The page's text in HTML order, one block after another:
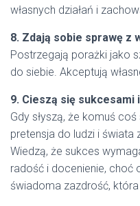
własnych działań i
8. Zdają sobie sprawę z
Postrzegają porażki jako
do siebie. Akceptują
9. Cieszą się sukcesami
Gdy słyszą, że komuś
pretensja do ludzi i świata
Wiedzą, że sukces
radość i docenienie, choć
świadoma zazdrość,